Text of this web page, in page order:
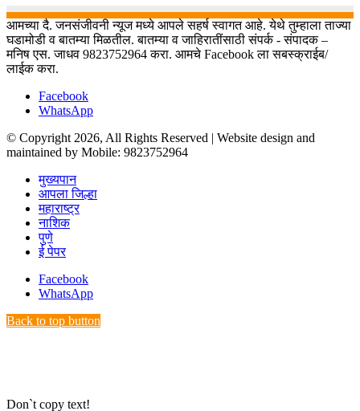
आमच्या दै. जनसंजीवनी न्यूज मध्ये आपले सहर्ष स्वागत आहे. येथे तुम्हाला ताज्या
घडामोडी व बातम्या मिळतील. बातम्या व जाहिरातींसाठी संपर्क - संपादक –
मनिष एस. जाधव 9823752964 करा. आमचे Facebook ला सबस्क्राईब/
लाईक करा.
Facebook
WhatsApp
© Copyright 2026, All Rights Reserved | Website design and
maintained by Mobile: 9823752964
मुख्यपान
आपला जिल्हा
महाराष्ट्र
नाशिक
पुणे
ई पेपर
Facebook
WhatsApp
Back to top button
Don`t copy text!